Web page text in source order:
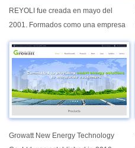
REYOLI fue creada en mayo del
2001. Formados como una empresa
familiar compuesta por el capital
propio de dos socios, bajo la idea de
crear una empresa dedicada a
importar y distribuir llantas nuevas
para vehículos livianos y pesados;
sin embargo al ras de un crecimiento
también en su haber llantas para el
Growatt New Energy Technology